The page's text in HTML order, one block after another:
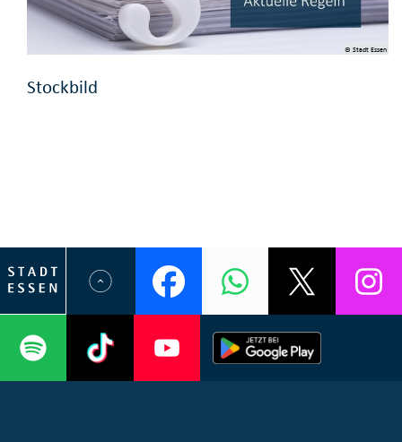
© Stadt Essen
Stockbild